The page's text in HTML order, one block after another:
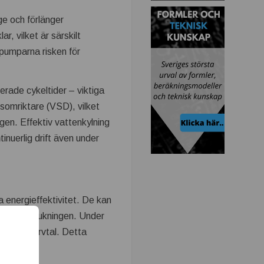
och förlänger
vilket är särskilt
risken för
cykeltider – viktiga
(VSD), vilket
Effektiv vattenkylning
drift även under
energieffektivitet. De kan
Under
varvtal. Detta